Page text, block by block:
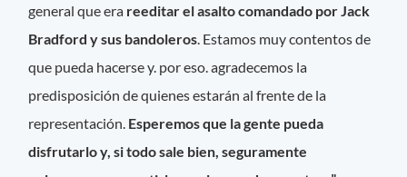
general que era reeditar el asalto comandado por Jack
Bradford y sus bandoleros. Estamos muy contentos de
que pueda hacerse y. por eso. agradecemos la
predisposición de quienes estarán al frente de la
representación. Esperemos que la gente pueda
disfrutarlo y, si todo sale bien, seguramente